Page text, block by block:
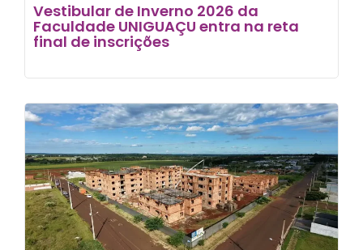
Vestibular de Inverno 2026 da
Faculdade UNIGUAÇU entra na reta
final de inscrições